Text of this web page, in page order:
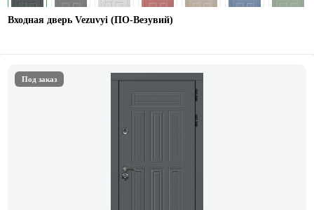
Входная дверь Vezuvyi (ПО-Везувий)
Под заказ